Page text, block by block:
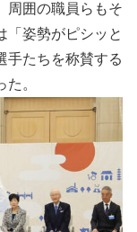
周囲の職員らもそ
「姿勢がピシッと
手たちを称賛する
。